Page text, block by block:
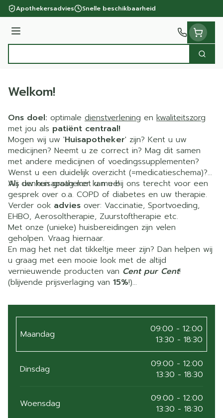
Ga naar de inhoud
Apothekersadvies Snelle beschikbaarheid
Menu
Zoek
Welkom!
Ons doel: optimale dienstverlening en kwaliteitszorg
met jou als patiënt centraal!
Mogen wij uw 'Huisapotheker' zijn? Kent u uw
medicijnen? Neemt u ze correct in? Mag dit samen
met andere medicijnen of voedingssupplementen?
Wenst u een duidelijk overzicht (=medicatieschema)?
Wij denken graag met u mee!
Als uw huisapotheker kan u bij ons terecht voor een
gesprek over o.a. COPD of diabetes en uw therapie.
Verder ook advies over: Vaccinatie, Sportvoeding,
EHBO, Aerosoltherapie, Zuurstoftherapie etc.
Met onze (unieke) huisbereidingen zijn velen
geholpen. Vraag hiernaar.
En mag het net dat tikkeltje meer zijn? Dan helpen wij
u graag met een mooie look met de altijd
vernieuwende producten van Cent pur Cent!
(blijvende prijsverlaging van 15%!)
Maandag
09:00 - 12:00
13:30 - 18:30
Dinsdag
09:00 - 12:00
13:30 - 18:30
Woensdag
09:00 - 12:00
13:30 - 18:30